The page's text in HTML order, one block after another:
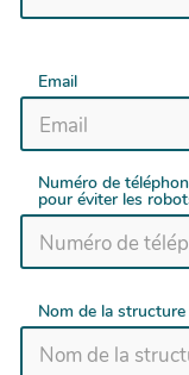
Email
Numéro de
pour éviter les
Nom de la structure